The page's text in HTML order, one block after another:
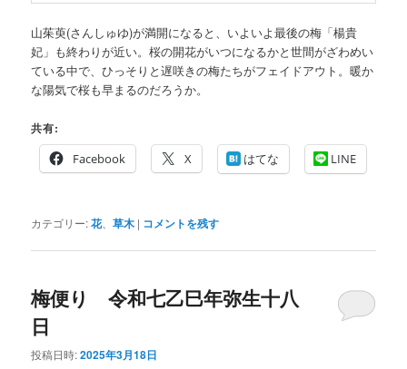
山茱萸(さんしゅゆ)が満開になると、いよいよ最後の梅「楊貴
妃」も終わりが近い。桜の開花がいつになるかと世間がざわめい
ている中で、ひっそりと遅咲きの梅たちがフェイドアウト。暖か
な陽気で桜も早まるのだろうか。
共有:
Facebook
X はてな LINE
カテゴリー:花、草木 | コメントを残す
梅便り 令和七乙巳年弥生十八
日
投稿日時:2025年3月18日